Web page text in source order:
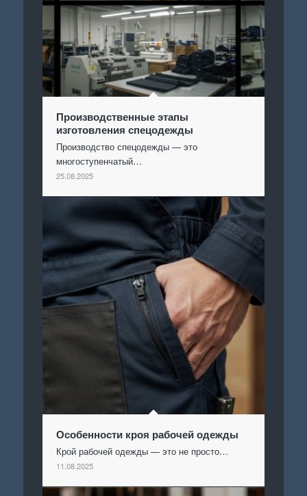
Производственные этапы
изготовления спецодежды
Производство спецодежды — это
многоступенчатый…
25.08.2025
Особенности кроя рабочей одежды
Крой рабочей одежды — это не просто…
11.08.2025